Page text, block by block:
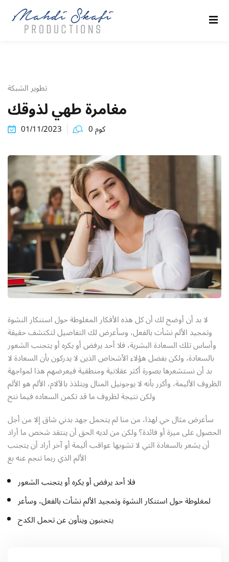
تطوير الشبكة
مغامرة طهي لذوقك
01/11/2023 كوم 0
لا بد أن أوضح لك أن كل هذه الأفكار المغلوطة حول استنكار النشوة
وتمجيد الألم نشأت بالفعل، وسأعرض لك التفاصيل لتكتشف حقيقة
وأساس تلك السعادة البشرية، فلا أحد يرفض أو يكره أو يتجنب الشعور
بالسعادة، ولكن بفضل هؤلاء الأشخاص الذين لا يدركون بأن السعادة لا
بد أن نستشعرها بصورة أكثر عقلانية ومنطقية فيعرضهم هذا لمواجهة
الظروف الأليمة، وأكرر بأنه لا يوجونيل المنال ويتلذذ بالآلام، الألم هو الألم
ولكن نتيجة لظروف ما قد تكمن السعاده فيما نتح
سأعرض مثال حي لهذا، من منا لم يتحمل جهد بدني شاق إلا من أجل
الحصول على ميزة أو فائدة؟ ولكن من لديه الحق أن ينتقد شخص ما أراد
أن يشعر بالسعادة التي لا تشوبها عواقب أليمة أو آخر أراد أن يتجنب
الألم الذي ربما تنجم عنه بع
فلا أحد يرفض أو يكره أو يتجنب الشعور
لمغلوطة حول استنكار النشوة وتمجيد الألم نشأت بالفعل، وسأعر
يتجنبون وينأون عن تحمل الكدح
Sign in
Remember me Lost your password?
Sign up
Already have an account? Sign in